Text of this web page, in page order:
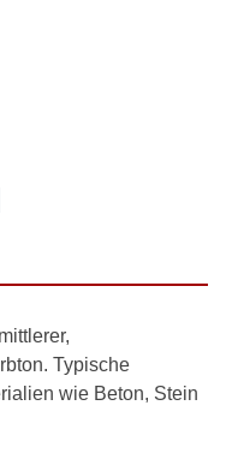
Typische
wie Beton, Stein